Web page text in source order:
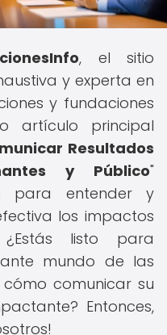
, el sitio
y experta en
y fundaciones
artículo principal
Resultados
y Público"
para entender y
los impactos
listo para
mundo de las
comunicar su
Entonces,